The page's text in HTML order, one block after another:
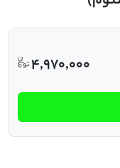
4,970,000